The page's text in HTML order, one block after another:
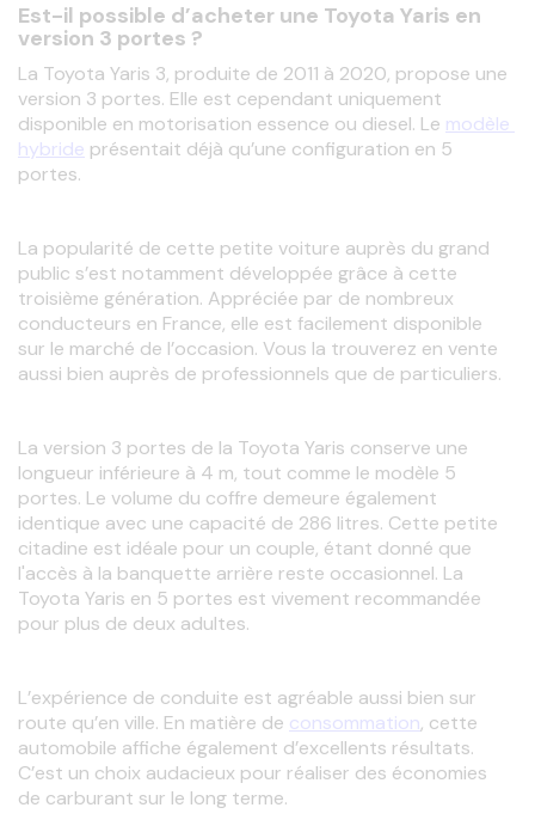
Est-il possible d’acheter une Toyota Yaris en
version 3 portes ?
La Toyota Yaris 3, produite de 2011 à 2020, propose une
version 3 portes. Elle est cependant uniquement
disponible en motorisation essence ou diesel. Le modèle
hybride présentait déjà qu’une configuration en 5
portes.
La popularité de cette petite voiture auprès du grand
public s’est notamment développée grâce à cette
troisième génération. Appréciée par de nombreux
conducteurs en France, elle est facilement disponible
sur le marché de l’occasion. Vous la trouverez en vente
aussi bien auprès de professionnels que de particuliers.
La version 3 portes de la Toyota Yaris conserve une
longueur inférieure à 4 m, tout comme le modèle 5
portes. Le volume du coffre demeure également
identique avec une capacité de 286 litres. Cette petite
citadine est idéale pour un couple, étant donné que
l'accès à la banquette arrière reste occasionnel. La
Toyota Yaris en 5 portes est vivement recommandée
pour plus de deux adultes.
L’expérience de conduite est agréable aussi bien sur
route qu’en ville. En matière de consommation, cette
automobile affiche également d’excellents résultats.
C’est un choix audacieux pour réaliser des économies
de carburant sur le long terme.